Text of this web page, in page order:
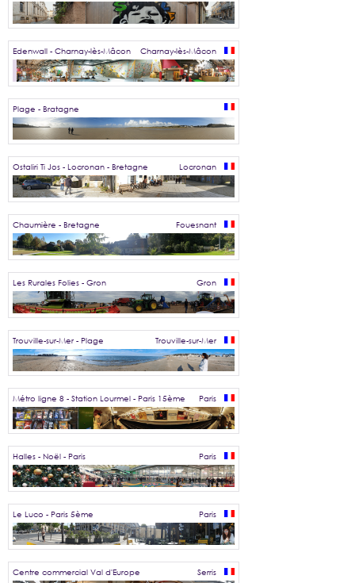
Edenwall - Charnay-lès-Mâcon Charnay-lès-Mâcon
Plage - Bratagne
Ostaliri Ti Jos - Locronan - Bretagne Locronan
Chaumière - Bretagne Fouesnant
Les Rurales Folies - Gron Gron
Trouville-sur-Mer - Plage Trouville-sur-Mer
Métro ligne 8 - Station Lourmel - Paris 15ème Paris
Halles - Noël - Paris Paris
Le Luco - Paris 5ème Paris
Centre commercial Val d'Europe Serris